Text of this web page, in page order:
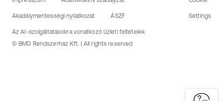
Akadálymentességi nyilatkozat ÁSZF
Az AI-szolgáltatásokra vonatkozó üzleti feltételek
Settings
© BMD Rendszerház Kft. | All rights reserved